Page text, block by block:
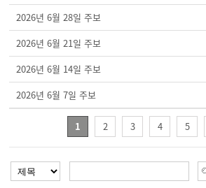
2026년 6월 28일 주보
2026년 6월 21일 주보
2026년 6월 14일 주보
2026년 6월 7일 주보
1 2 3 4 5